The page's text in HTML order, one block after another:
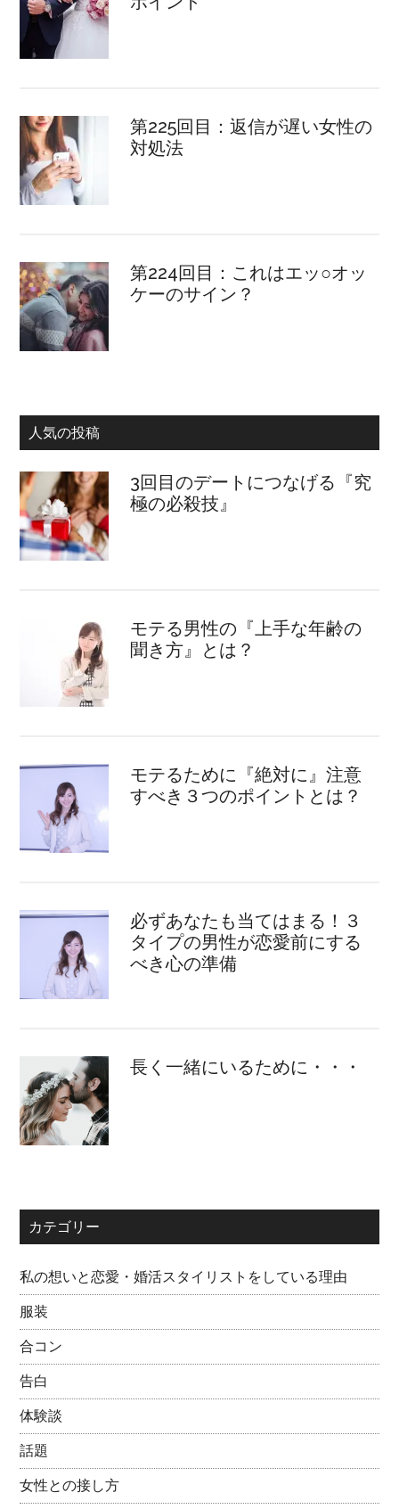
第225回目：返信が遅い女性の
対処法
第224回目：これはエッ○オッ
ケーのサイン？
人気の投稿
3回目のデートにつなげる『究
極の必殺技』
モテる男性の『上手な年齢の
聞き方』とは？
モテるために『絶対に』注意
すべき３つのポイントとは？
必ずあなたも当てはまる！３
タイプの男性が恋愛前にする
べき心の準備
長く一緒にいるために・・・
カテゴリー
私の想いと恋愛・婚活スタイリストをしている理由
服装
合コン
告白
体験談
話題
女性との接し方